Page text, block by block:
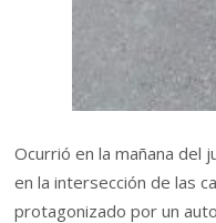
Ocurrió en la mañana del
en la intersección de las
protagonizado por un